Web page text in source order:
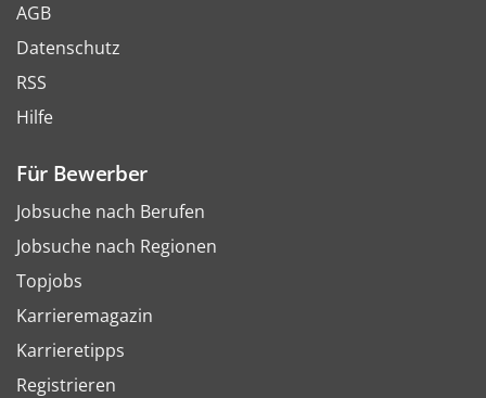
AGB
Datenschutz
RSS
Hilfe
Für Bewerber
Jobsuche nach Berufen
Jobsuche nach Regionen
Topjobs
Karrieremagazin
Karrieretipps
Registrieren